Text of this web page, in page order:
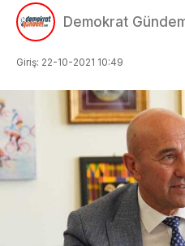
Demokrat
Giriş: 22-10-2021 10:49